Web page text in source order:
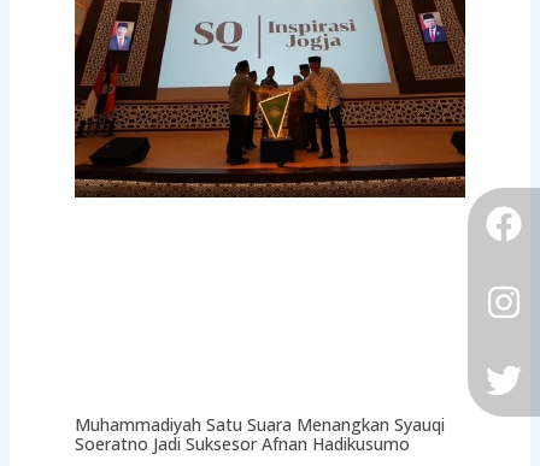
Muhammadiyah Satu Suara Menangkan Syauqi
Soeratno Jadi Suksesor Afnan Hadikusumo